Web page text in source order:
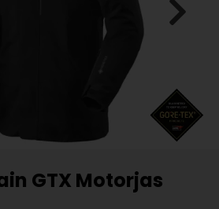
GTX Motorjas